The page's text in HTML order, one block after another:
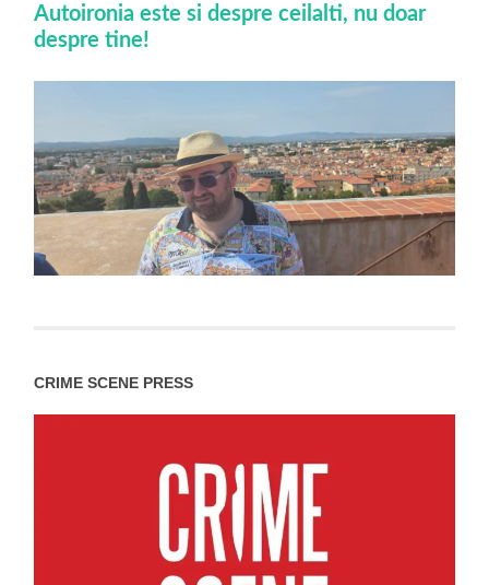
Autoironia este si despre ceilalti, nu doar
despre tine!
CRIME SCENE PRESS